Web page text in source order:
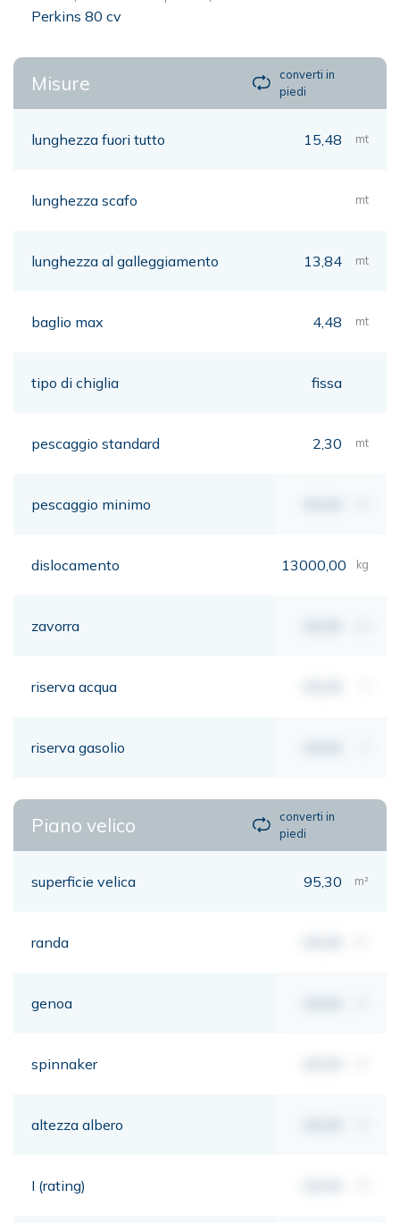
Perkins 80 cv
Misure
converti in
piedi
lunghezza fuori tutto 15,48 mt
lunghezza scafo mt
lunghezza al galleggiamento 13,84 mt
baglio max 4,48 mt
tipo di chiglia fissa
pescaggio standard 2,30 mt
pescaggio minimo
dislocamento 13000,00 kg
zavorra
riserva acqua
riserva gasolio
Piano velico
converti in
piedi
superficie velica 95,30 m²
randa
genoa
spinnaker
altezza albero
I (rating)